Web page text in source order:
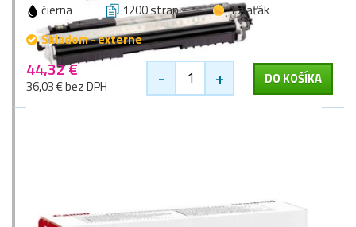
čierna 1200 stran
1 zlaťák
Skladom - externe
44,32 €
36,03 € bez DPH - + DO KOŠÍKA